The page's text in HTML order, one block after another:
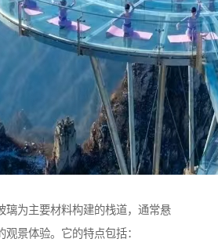
璃为主要材料构建的栈道，通常悬
景体验。它的特点包括：